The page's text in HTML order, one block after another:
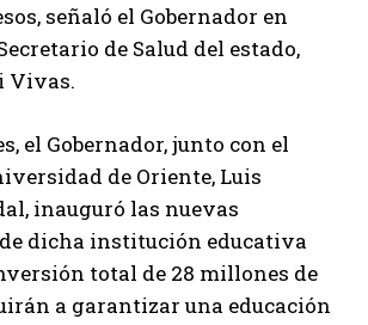
señaló el Gobernador en
de Salud del estado,
Vivas.
el Gobernador, junto con el
de Oriente, Luis
inauguró las nuevas
dicha institución educativa
total de 28 millones de
a garantizar una educación